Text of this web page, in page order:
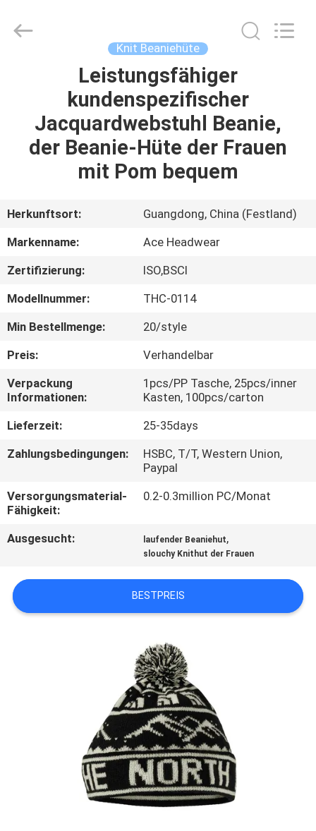
PRODUKTE
FABRIK-
QUALITÄTSKONTROLLE
TRETEN
SIE
MIT
UNS
IN
VERBINDUNG
NACHRICHTEN
SITEMAP
Ltd..
Knit Beaniehüte
Leistungsfähiger
kundenspezifischer
Jacquardwebstuhl Beanie,
der Beanie-Hüte der Frauen
mit Pom bequem
Herkunftsort:
Guangdong, China (Festland)
Markenname:
Ace Headwear
Zertifizierung:
ISO,BSCI
Modellnummer:
THC-0114
Min Bestellmenge:
20/style
Preis:
Verhandelbar
Verpackung
Informationen:
1pcs/PP Tasche, 25pcs/inner
Kasten, 100pcs/carton
Lieferzeit:
25-35days
Zahlungsbedingungen:
HSBC, T/T, Western Union,
Paypal
Versorgungsmaterial-
Fähigkeit:
0.2-0.3million PC/Monat
Ausgesucht: laufender Beaniehut,
slouchy Knithut der Frauen
BESTPREIS